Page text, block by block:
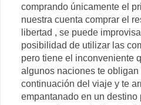
comprando únicamente el
nuestra cuenta comprar el
libertad , se puede
posibilidad de utilizar las
pero tiene el inconveniente
algunos naciones te
continuación del viaje y te
empantanado en un